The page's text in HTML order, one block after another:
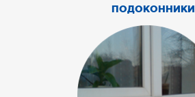
ПОДОКОННИКИ